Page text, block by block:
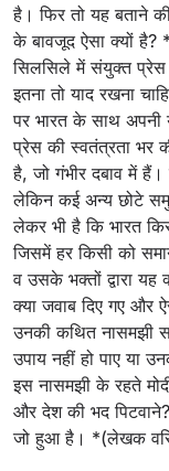
है। फिर तो यह बताने
के बावजूद ऐसा क्यों
सिलसिले में संयुक्त
इतना तो याद रखना
पर भारत के साथ अपनी
प्रेस की स्वतंत्रता भर
है, जो गंभीर दबाव में
लेकिन कई अन्य छोटे
लेकर भी है कि भारत
जिसमें हर किसी को
व उसके भक्तों द्वारा
क्या जवाब दिए गए और
उनकी कथित नासमझी
उपाय नहीं हो पाए या
इस नासमझी के रहते
और देश की भद
जो हुआ है। *(लेखक